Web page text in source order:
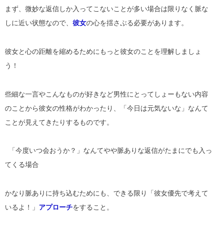
まず、微妙な返信しか入ってこないことが多い場合は限りなく脈な
しに近い状態なので、 彼女の心を揺さぶる必要があります。
彼女と心の距離を縮めるためにもっと彼女のことを理解しましょ
う！
些細な一言やこんなものが好きなど男性にとってしょーもない内容
のことから彼女の性格がわかったり、「今日は元気ないな」なんて
ことが見えてきたりするものです。
「今度いつ会おうか？」なんてやや脈ありな返信がたまにでも入っ
てくる場合
かなり脈ありに持ち込むためにも、できる限り「彼女優先で考えて
いるよ！」 アプローチをすること。